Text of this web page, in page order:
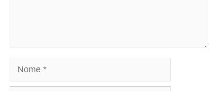
Nome